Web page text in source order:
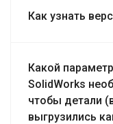
Как узнать
Какой
SolidWorks
чтобы детали
выгрузились